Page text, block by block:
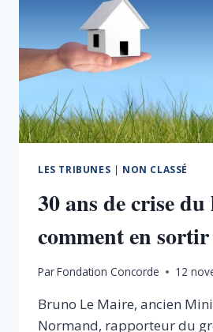
LES TRIBUNES | NON CLASSÉ
30 ans de crise
comment en
ParFondation Concorde 12
Bruno Le Maire, ancien
Normand, rapporteur du